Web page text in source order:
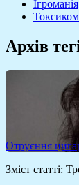
Ігроманія
Архів
Отруєння
Зміст статті: